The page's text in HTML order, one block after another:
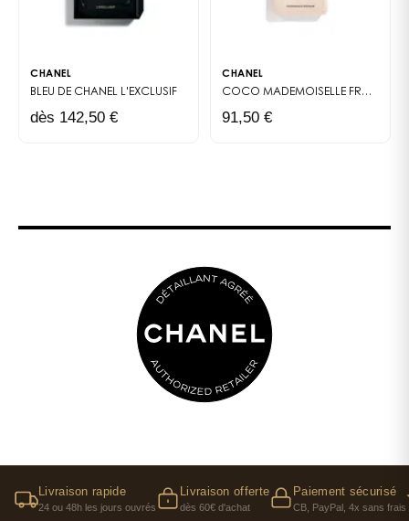
CHANEL
BLEU DE CHANEL L'EXCLUSIF
dès 142,50 €
CHANEL
COCO MADEMOISELLE FRAGRANCE PRIMER
91,50 €
Livraison rapide
24 ou 48h les jours ouvrés
Livraison offerte
dès 60€ d'achat
Paiement sécurisé
CB, PayPal, 4x sans frais